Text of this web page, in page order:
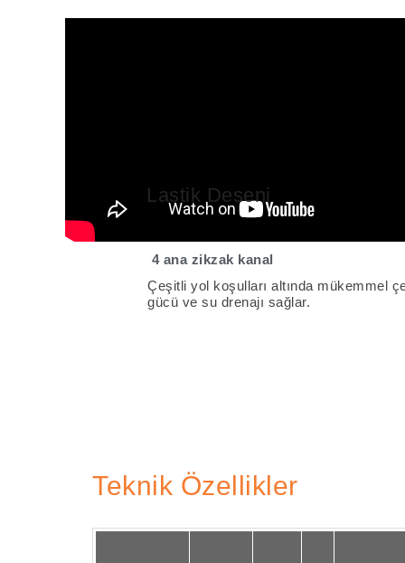
Lastik Deseni
4 ana zikzak kanal
Çeşitli yol koşulları altında mükemmel
gücü ve su drenajı sağlar.
Teknik Özellikler